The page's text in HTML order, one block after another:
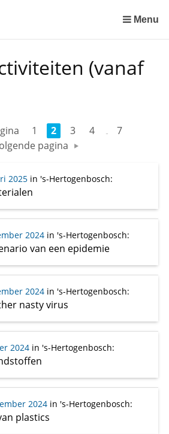
Menu
(vanaf
1 2 3 4
7
pagina
2025in 's-Hertogenbosch:
2024in 's-Hertogenbosch:
van een epidemie
2024in 's-Hertogenbosch:
nasty virus
2024in 's-Hertogenbosch:
2024in 's-Hertogenbosch:
plastics